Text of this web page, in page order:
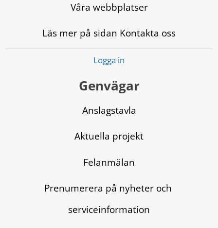
Våra webbplatser
Läs mer på sidan Kontakta oss
Logga in
Genvägar
Anslagstavla
Aktuella projekt
Felanmälan
Prenumerera på nyheter och
serviceinformation